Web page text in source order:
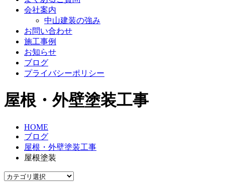
会社案内
中山建装の強み
お問い合わせ
施工事例
お知らせ
ブログ
プライバシーポリシー
屋根・外壁塗装工事
HOME
ブログ
屋根・外壁塗装工事
屋根塗装